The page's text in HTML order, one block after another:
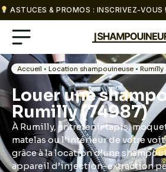
ASTUCES & PROMOS : INSCRIVEZ-VOUS !
Accueil • Location shampouineuse • Rumilly
Louer une
Rumilly (74987)
À Rumilly, entretenir tapis,
matelas ou l’intérieur de votre
grâce à la location d’une
appareil d’injection-extraction